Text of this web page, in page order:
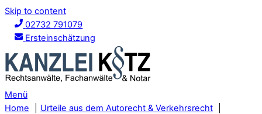
Skip to content
02732 791079
Ersteinschätzung
Menü
Home
Urteile aus dem Autorecht & Verkehrsrecht